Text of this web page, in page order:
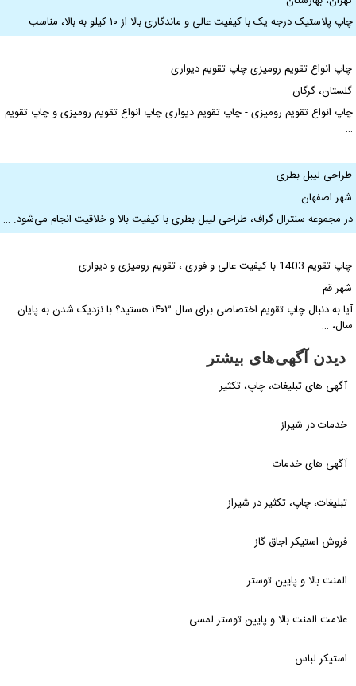
پلاستیک درجه یک با کیفیت عالی و ماندگاری بالا از ۱۰ کیلو به بالا، مناسب …
انواع تقویم رومیزی چاپ تقویم دیواری
گرگان
انواع تقویم رومیزی - چاپ تقویم دیواری چاپ انواع تقویم رومیزی و چاپ تقویم
لیبل بطری
اصفهان
مجموعه سنترال گراف، طراحی لیبل بطری با کیفیت بالا و خلاقیت انجام می‌شود. …
1403 با کیفیت عالی و فوری ، تقویم رومیزی و دیواری
قم
آیا به دنبال چاپ تقویم اختصاصی برای سال ۱۴۰۳ هستید؟ با نزدیک شدن به پایان
…
دیدن آگهی‌های بیشتر
آگهی های تبلیغات، چاپ، تکثیر
خدمات در شیراز
آگهی های خدمات
تبلیغات، چاپ، تکثیر در شیراز
فروش استیکر اجاق گاز
المنت بالا و پایین توستر
علامت المنت بالا و پایین توستر لمسی
استیکر لباس